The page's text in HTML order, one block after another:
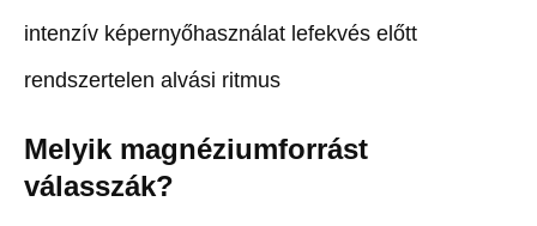
intenzív képernyőhasználat lefekvés előtt
rendszertelen alvási ritmus
Melyik magnéziumforrást
válasszák?